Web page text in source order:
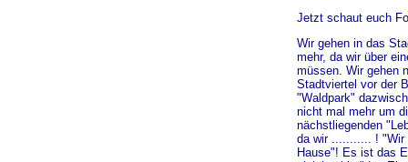
Jetzt schaut euch
Wir gehen in das
mehr, da wir über
müssen. Wir gehen
Stadtviertel vor der
"Waldpark"
nicht mal mehr um
nächstliegenden
da wir ........... ! "Wir
Hause"! Es ist das